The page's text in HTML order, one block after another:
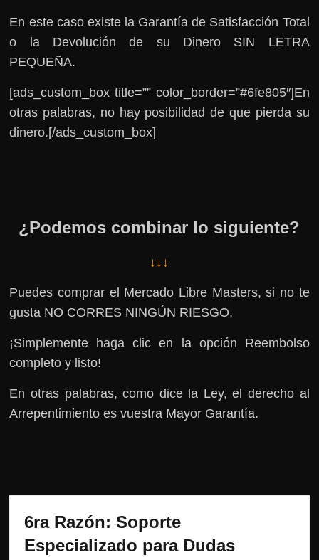
En este caso existe la Garantía de Satisfacción Total
o la Devolución de su Dinero SIN LETRA
PEQUEÑA.
[ads_custom_box title=”” color_border=”#6fe805″]En
otras palabras, no hay posibilidad de que pierda su
dinero.[/ads_custom_box]
¿Podemos combinar lo siguiente?
↓↓↓
Puedes comprar el Mercado Libre Masters, si no te
gusta NO CORRES NINGÚN RIESGO,
¡Simplemente haga clic en la opción Reembolso
completo y listo!
En otras palabras, como dice la Ley, el derecho al
Arrepentimiento es vuestra Mayor Garantía.
6ra Razón: Soporte
Especializado para Dudas